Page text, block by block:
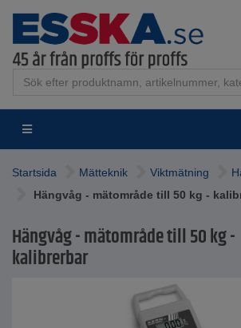
Startsida Mätteknik Viktmätning
Hängvåg - mätområde till 50 kg -
Hängvåg - mätområde till 50 kg -
kalibrerbar